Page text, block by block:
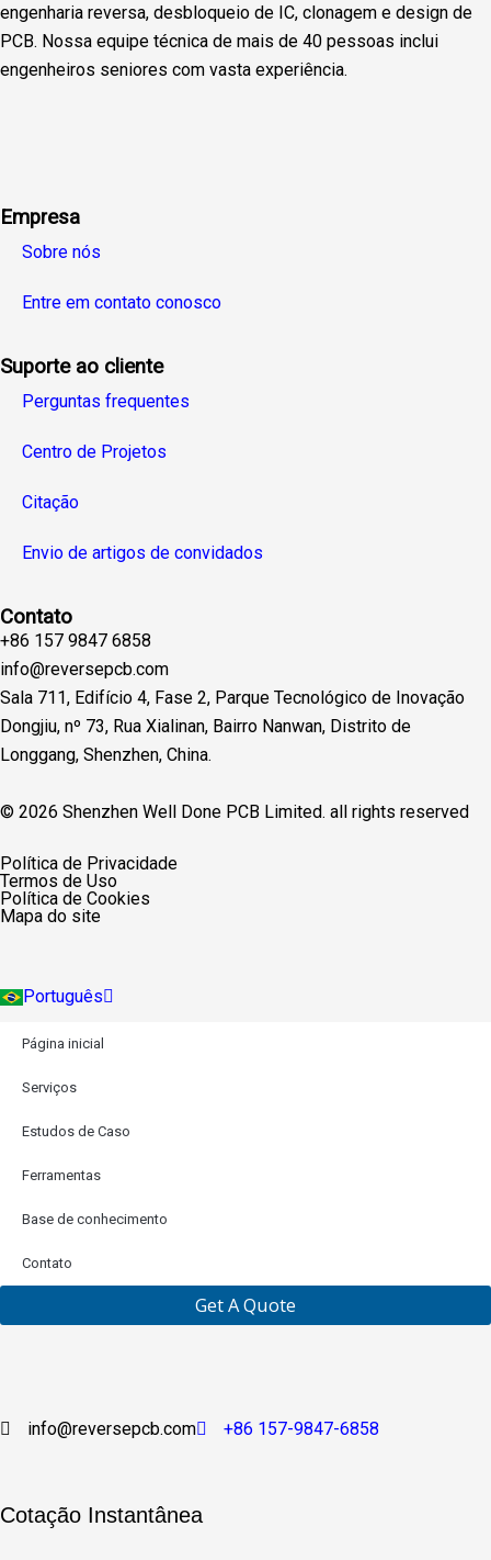
engenharia reversa, desbloqueio de IC, clonagem e design de
PCB. Nossa equipe técnica de mais de 40 pessoas inclui
engenheiros seniores com vasta experiência.
Empresa
Sobre nós
Entre em contato conosco
Suporte ao cliente
Perguntas frequentes
Centro de Projetos
Citação
Envio de artigos de convidados
Contato
+86 157 9847 6858
info@reversepcb.com
Sala 711, Edifício 4, Fase 2, Parque Tecnológico de Inovação
Dongjiu, nº 73, Rua Xialinan, Bairro Nanwan, Distrito de
Longgang, Shenzhen, China.
© 2026 Shenzhen Well Done PCB Limited. all rights reserved
Política de Privacidade
Termos de Uso
Política de Cookies
Mapa do site
Português
Español
Deutsch
Français
Indonesia
Página inicial
Serviços
Estudos de Caso
Ferramentas
Base de conhecimento
Contato
Get A Quote
info@reversepcb.com +86 157-9847-6858
Cotação Instantânea